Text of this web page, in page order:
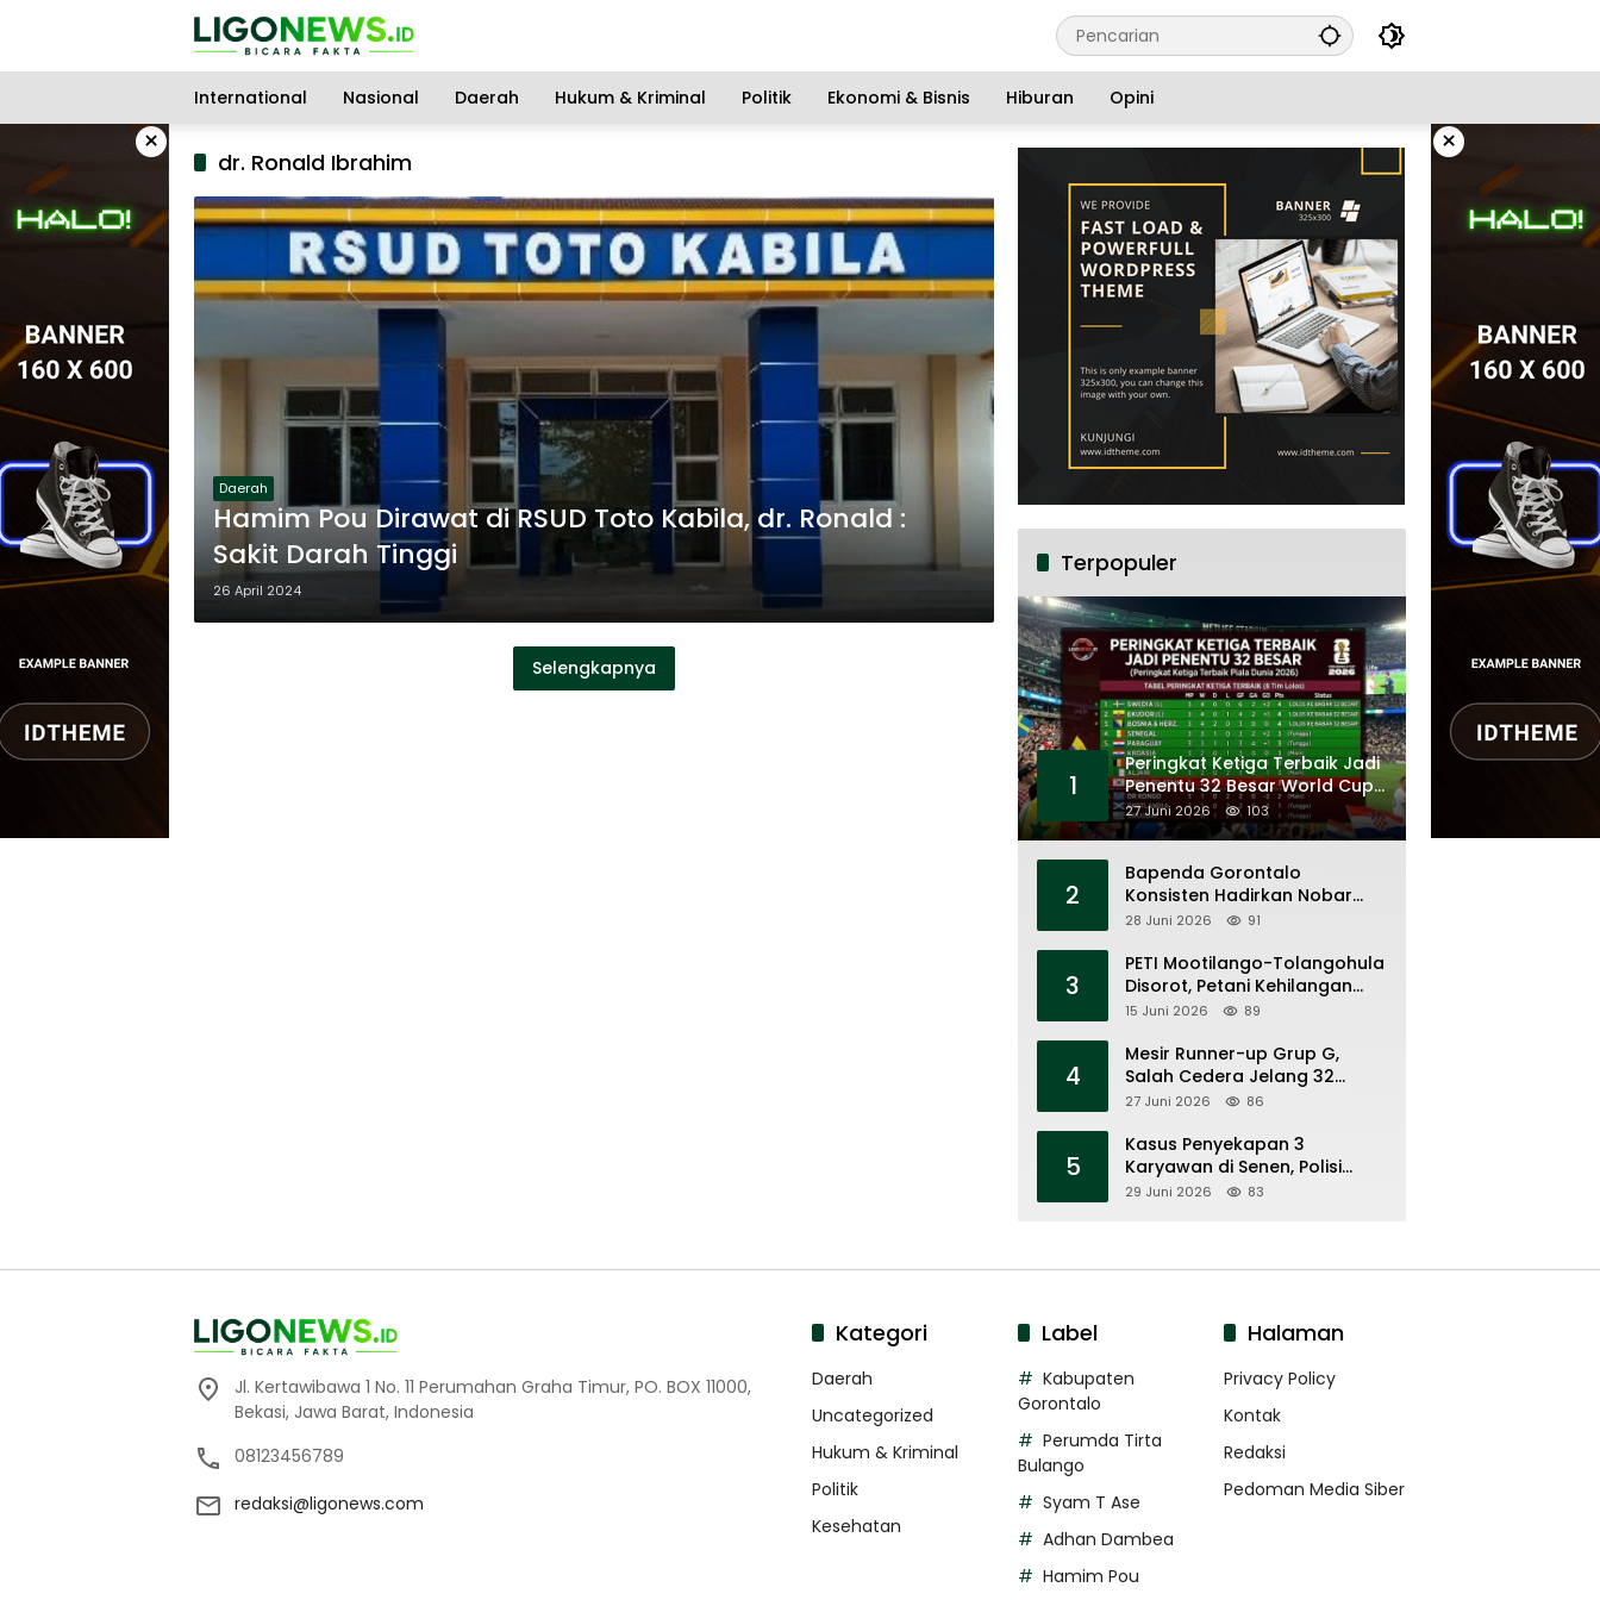
International
Nasional Daerah Hukum & Kriminal Politik Ekonomi & Bisnis Hiburan Opini
× ×
dr. Ronald Ibrahim
Daerah
Hamim Pou Dirawat di RSUD Toto Kabila, dr. Ronald :
Sakit Darah Tinggi
26 April 2024
Selengkapnya
Terpopuler
1
Peringkat Ketiga Terbaik Jadi
Penentu 32 Besar World Cup
2026
27 Juni 2026 103
2
Bapenda Gorontalo
Konsisten Hadirkan Nobar
Piala Dunia, Layanan Pajak,
28 Juni 2026 91
3
PETI Mootilango-Tolangohula
Disorot, Petani Kehilangan
Lahan Saat Pemerintah Fokus
15 Juni 2026 89
4
Mesir Runner-up Grup G,
Salah Cedera Jelang 32
Besar
27 Juni 2026 86
5
Kasus Penyekapan 3
Karyawan di Senen, Polisi
Tahan 7 Tersangka
29 Juni 2026 83
Jl. Kertawibawa 1 No. 11 Perumahan Graha Timur, PO. BOX 11000,
Bekasi, Jawa Barat, Indonesia
08123456789
redaksi@ligonews.com
Kategori
Daerah
Uncategorized
Hukum & Kriminal
Politik
Kesehatan
Label
Kabupaten
Gorontalo
Perumda Tirta
Bulango
Syam T Ase
Adhan Dambea
Hamim Pou
Halaman
Privacy Policy
Kontak
Redaksi
Pedoman Media Siber